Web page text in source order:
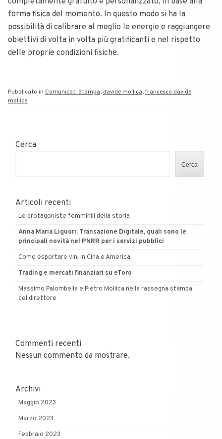
forma fisica del momento. In questo modo si ha la
possibilità di calibrare al meglio le energie e raggiungere
obiettivi di volta in volta più gratificanti e nel rispetto
delle proprie condizioni fisiche.
Pubblicato in Comunicati Stampa, davide mollica,francesco davide
mollica
Cerca
Cerca
Articoli recenti
Le protagoniste femminili della storia
Anna Maria Liguori: Transazione Digitale, quali sono le
principali novità nel PNRR per i servizi pubblici
Come esportare vini in Cina e America
Trading e mercati finanziari su eToro
Massimo Palombella e Pietro Mollica nella rassegna stampa
del direttore
Commenti recenti
Nessun commento da mostrare.
Archivi
Maggio 2023
Marzo 2023
Febbraio 2023